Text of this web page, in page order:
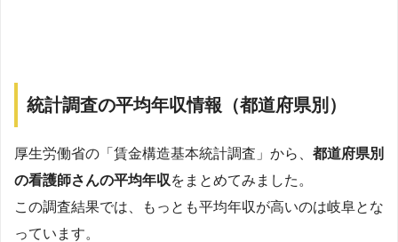
統計調査の平均年収情報（都道府県別）
厚生労働省の「賃金構造基本統計調査」から、 都道府県別
の看護師さんの平均年収 をまとめてみました。
この調査結果では、もっとも平均年収が高いのは岐阜とな
っています。